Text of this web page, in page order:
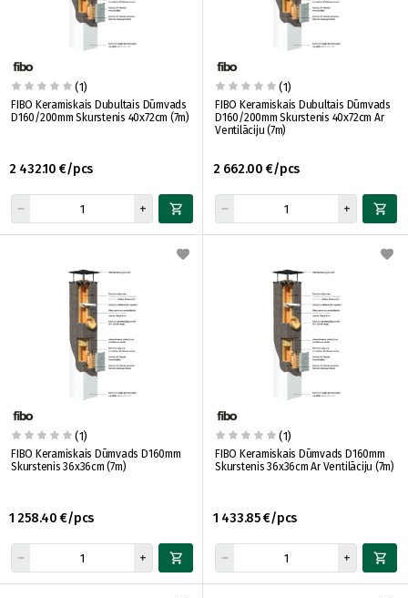
(1)
FIBO Keramiskais Dubultais Dūmvads
D160/200mm Skurstenis 40x72cm (7m)
2 432.10 €/pcs
(1)
FIBO Keramiskais Dubultais Dūmvads
D160/200mm Skurstenis 40x72cm Ar
Ventilāciju (7m)
2 662.00 €/pcs
(1)
FIBO Keramiskais Dūmvads D160mm
Skurstenis 36x36cm (7m)
1 258.40 €/pcs
(1)
FIBO Keramiskais Dūmvads D160mm
Skurstenis 36x36cm Ar Ventilāciju (7m)
1 433.85 €/pcs